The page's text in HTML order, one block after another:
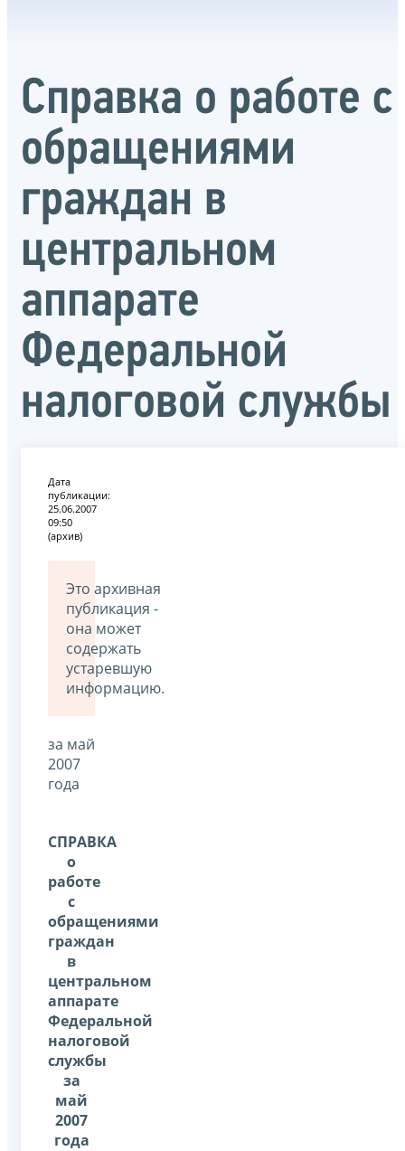
Справка о работе с
обращениями
граждан в
центральном
аппарате
Федеральной
налоговой службы
Дата
публикации:
25.06.2007
09:50
(архив)
Это архивная
публикация -
она может
содержать
устаревшую
информацию.
за май
2007
года
СПРАВКА
о
работе
с
обращениями
граждан
в
центральном
аппарате
Федеральной
налоговой
службы
за
май
2007
года